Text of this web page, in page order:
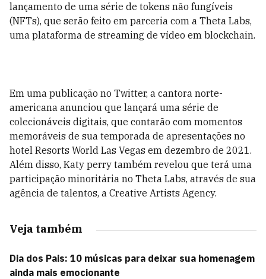
lançamento de uma série de tokens não fungíveis
(NFTs), que serão feito em parceria com a Theta Labs,
uma plataforma de streaming de vídeo em blockchain.
Em uma publicação no Twitter, a cantora norte-
americana anunciou que lançará uma série de
colecionáveis digitais, que contarão com momentos
memoráveis de sua temporada de apresentações no
hotel Resorts World Las Vegas em dezembro de 2021.
Além disso, Katy perry também revelou que terá uma
participação minoritária no Theta Labs, através de sua
agência de talentos, a Creative Artists Agency.
Veja também
Dia dos Pais: 10 músicas para deixar sua homenagem
ainda mais emocionante